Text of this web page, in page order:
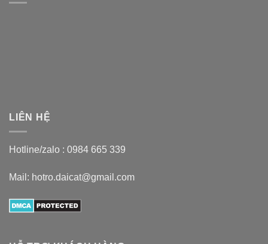
LIÊN HỆ
Hotline/zalo : 0984 665 339
Mail: hotro.daicat@gmail.com